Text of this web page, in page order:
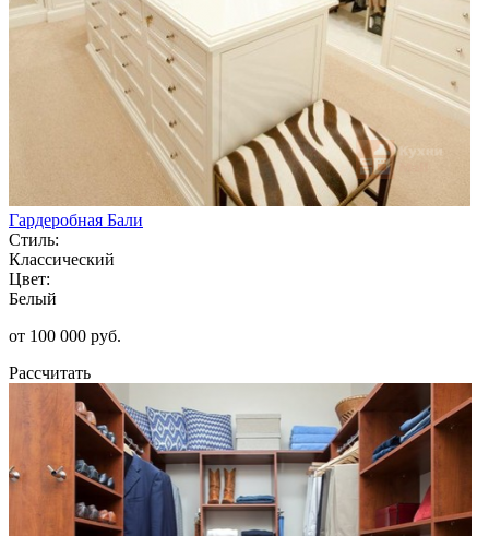
Гардеробная Бали
Стиль:
Классический
Цвет:
Белый
от 100 000 руб.
Рассчитать